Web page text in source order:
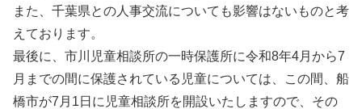
また、千葉県との人事交流についても影響はないものと考
えております。
最後に、市川児童相談所の一時保護所に令和8年4月から7
月までの間に保護されている児童については、この間、船
橋市が7月1日に児童相談所を開設いたしますので、その